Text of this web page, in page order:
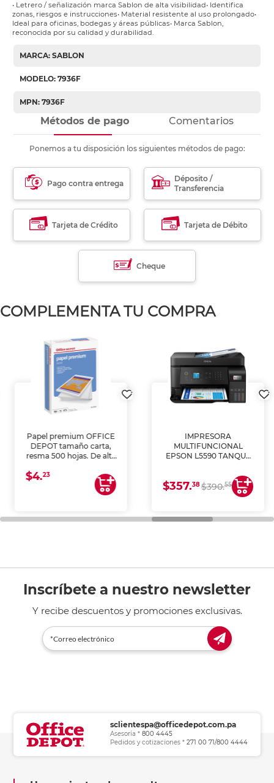
• Letrero / señalización marca Sablon de alta visibilidad• Identifica
zonas, riesgos e instrucciones• Material resistente al uso prolongado•
Ideal para oficinas, bodegas y áreas públicas• Marca Sablon,
reconocida por su calidad y durabilidad.
MARCA: SABLON
MODELO: 7936F
MPN: 7936F
Métodos de pago Comentarios
Ponemos a tu disposición los siguientes métodos de pago:
Pago contra entrega
Déposito /
Transferencia
Tarjeta de Crédito Tarjeta de Débito
Cheque
COMPLEMENTA TU COMPRA
Papel premium OFFICE
DEPOT tamaño carta,
resma 500 hojas. De alta
uniforme, ideal para
impresoras de inyección
general de oficina.
$4. 23
IMPRESORA
MULTIFUNCIONAL
EPSON L5590 TANQUE
COPIA Y ESCANEA)
$357. 38$390.55
Inscríbete a nuestro newsletter
Y recibe descuentos y promociones exclusivas.
sclientespa@officedepot.com.pa
Asesoría * 800 4445
Pedidos y cotizaciones * 271 00 71/800 4444